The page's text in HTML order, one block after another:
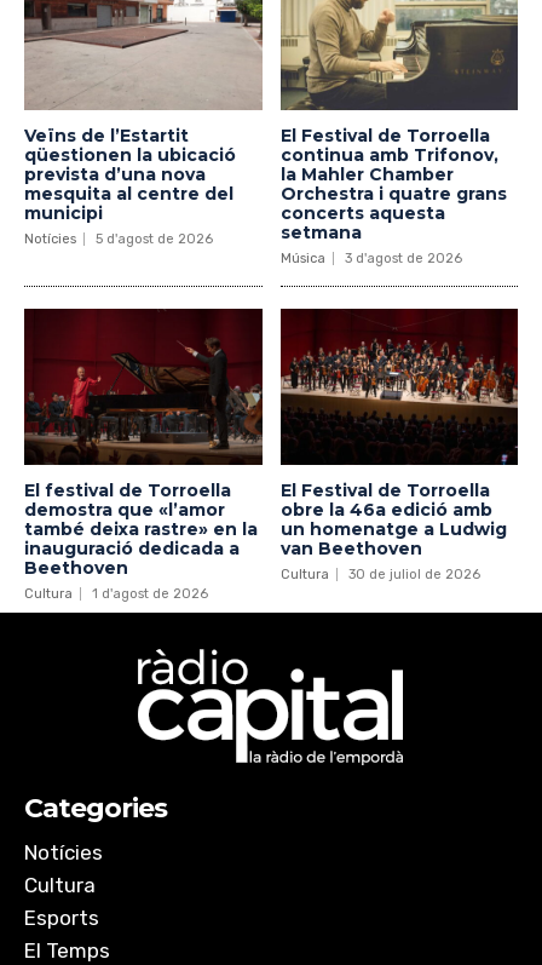
Veïns de l’Estartit
qüestionen la ubicació
prevista d’una nova
mesquita al centre del
municipi
Notícies 5 d'agost de 2026
El Festival de Torroella
continua amb Trifonov,
la Mahler Chamber
Orchestra i quatre grans
concerts aquesta
setmana
Música 3 d'agost de 2026
El festival de Torroella
demostra que «l’amor
també deixa rastre» en la
inauguració dedicada a
Beethoven
Cultura 1 d'agost de 2026
El Festival de Torroella
obre la 46a edició amb
un homenatge a Ludwig
van Beethoven
Cultura 30 de juliol de 2026
Categories
Notícies
Cultura
Esports
El Temps